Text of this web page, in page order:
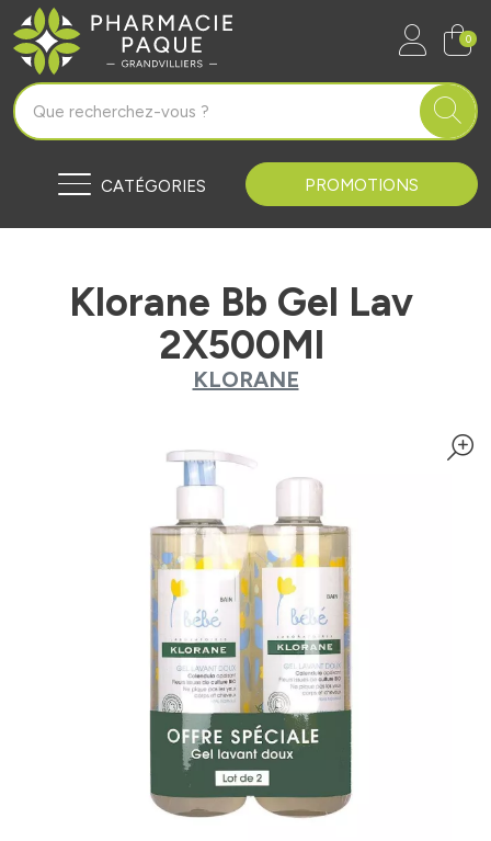
Pharmacie Paque Grandvilliers
0
CATÉGORIES PROMOTIONS
Klorane Bb Gel Lav
2X500Ml
KLORANE